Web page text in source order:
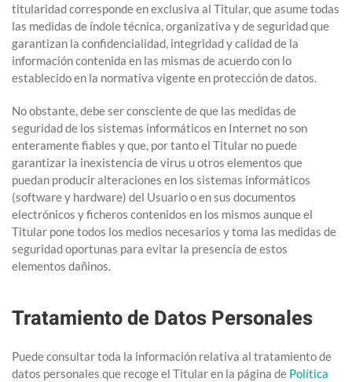
titularidad corresponde en exclusiva al Titular, que asume todas
las medidas de índole técnica, organizativa y de seguridad que
garantizan la confidencialidad, integridad y calidad de la
información contenida en las mismas de acuerdo con lo
establecido en la normativa vigente en protección de datos.
No obstante, debe ser consciente de que las medidas de
seguridad de los sistemas informáticos en Internet no son
enteramente fiables y que, por tanto el Titular no puede
garantizar la inexistencia de virus u otros elementos que
puedan producir alteraciones en los sistemas informáticos
(software y hardware) del Usuario o en sus documentos
electrónicos y ficheros contenidos en los mismos aunque el
Titular pone todos los medios necesarios y toma las medidas de
seguridad oportunas para evitar la presencia de estos
elementos dañinos.
Tratamiento de Datos Personales
Puede consultar toda la información relativa al tratamiento de
datos personales que recoge el Titular en la página de Política